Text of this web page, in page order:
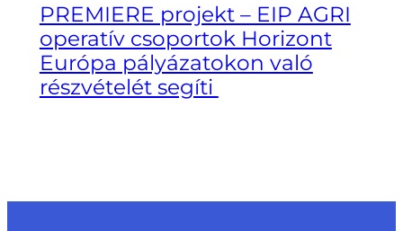
PREMIERE projekt – EIP AGRI
operatív csoportok Horizont
Európa pályázatokon való
részvételét segíti